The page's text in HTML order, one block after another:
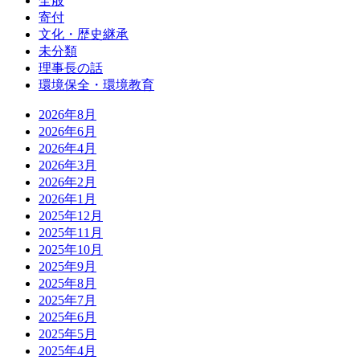
寄付
文化・歴史継承
未分類
理事長の話
環境保全・環境教育
2026年8月
2026年6月
2026年4月
2026年3月
2026年2月
2026年1月
2025年12月
2025年11月
2025年10月
2025年9月
2025年8月
2025年7月
2025年6月
2025年5月
2025年4月